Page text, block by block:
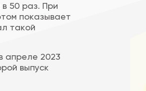
50 раз. При
показывает
такой
апреле 2023
выпуск